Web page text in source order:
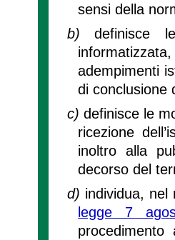
sensi della
b)definisce
adempimenti
di conclusione
c) definisce le
ricezione
inoltro alla
decorso del
d) individua, nel
legge 7